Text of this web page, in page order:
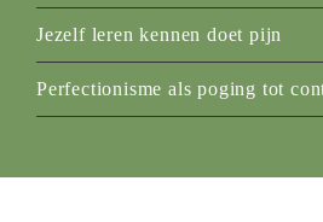
Jezelf leren kennen doet pijn
Perfectionisme als poging tot